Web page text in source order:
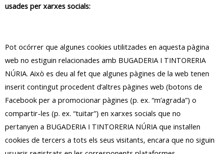
usades per xarxes socials:
Pot ocórrer que algunes cookies utilitzades en aquesta pàgina
web no estiguin relacionades amb BUGADERIA I TINTORERIA
NÚRIA. Això es deu al fet que algunes pàgines de la web tenen
inserit contingut procedent d’altres pàgines web (botons de
Facebook per a promocionar pàgines (p. ex. “m’agrada”) o
compartir-les (p. ex. “tuitar”) en xarxes socials que no
pertanyen a BUGADERIA I TINTORERIA NÚRIA que instal·len
cookies de tercers a tots els seus visitants, encara que no siguin